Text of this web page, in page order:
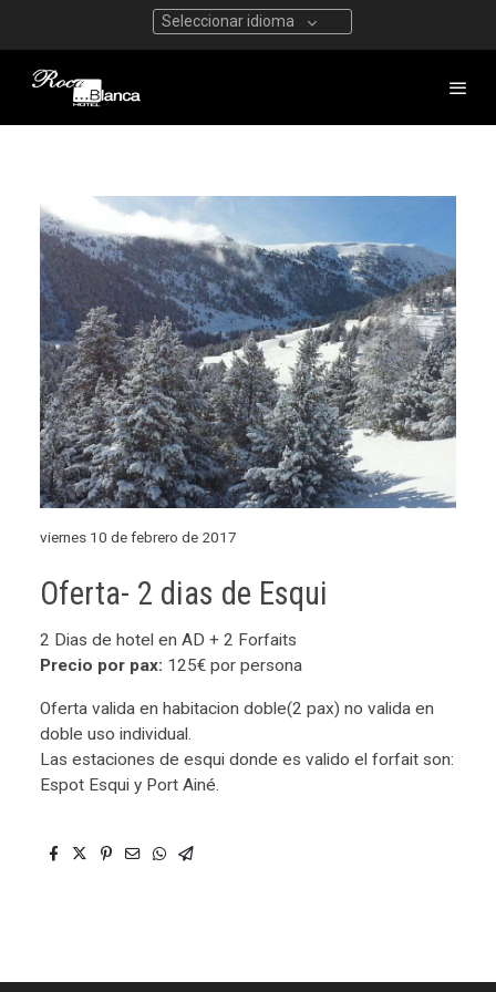
Seleccionar idioma
viernes 10 de febrero de 2017
Oferta- 2 dias de Esqui
2 Dias de hotel en AD + 2 Forfaits
Precio por pax: 125€ por persona
Oferta valida en habitacion doble(2 pax) no valida en
doble uso individual.
Las estaciones de esqui donde es valido el forfait son:
Espot Esqui y Port Ainé.